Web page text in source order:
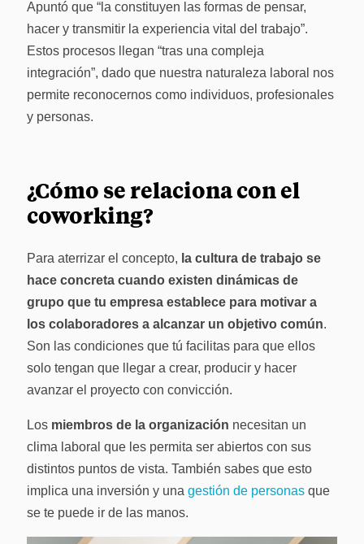
Apuntó que “la constituyen las formas de pensar,
hacer y transmitir la experiencia vital del trabajo”.
Estos procesos llegan “tras una compleja
integración”, dado que nuestra naturaleza laboral nos
permite reconocernos como individuos, profesionales
y personas.
¿Cómo se relaciona con el
coworking?
Para aterrizar el concepto, la cultura de trabajo se
hace concreta cuando existen dinámicas de
grupo que tu empresa establece para motivar a
los colaboradores a alcanzar un objetivo común.
Son las condiciones que tú facilitas para que ellos
solo tengan que llegar a crear, producir y hacer
avanzar el proyecto con convicción.
Los miembros de la organización necesitan un
clima laboral que les permita ser abiertos con sus
distintos puntos de vista. También sabes que esto
implica una inversión y una gestión de personasque
se te puede ir de las manos.